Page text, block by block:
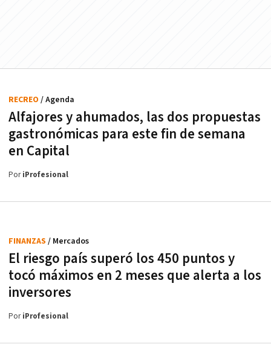
Alfajores y ahumados, las dos propuestas
gastronómicas para este fin de semana
en Capital
RECREO / Agenda
PoriProfesional
El riesgo país superó los 450 puntos y
tocó máximos en 2 meses que alerta a los
inversores
FINANZAS / Mercados
PoriProfesional